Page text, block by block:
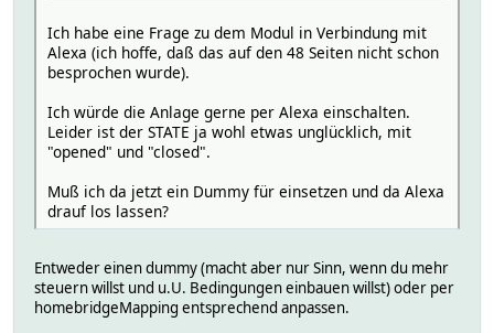
Ich habe eine Frage zu dem Modul in Verbindung mit
Alexa (ich hoffe, daß das auf den 48 Seiten nicht schon
besprochen wurde).
Ich würde die Anlage gerne per Alexa einschalten.
Leider ist der STATE ja wohl etwas unglücklich, mit
"opened" und "closed".
Muß ich da jetzt ein Dummy für einsetzen und da Alexa
drauf los lassen?
Entweder einen dummy (macht aber nur Sinn, wenn du mehr
steuern willst und u.U. Bedingungen einbauen willst) oder per
homebridgeMapping entsprechend anpassen.